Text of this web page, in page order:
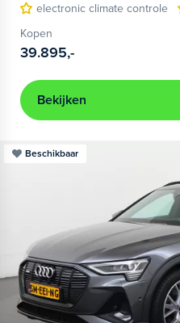
electronic climate controle
Kopen
39.895,-
Bekijken
Beschikbaar